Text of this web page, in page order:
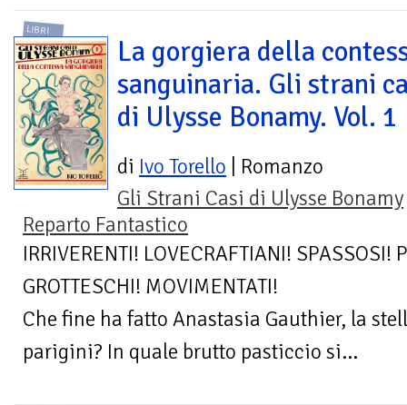
LIBRI
La gorgiera della
sanguinaria. Gli strani
di Ulysse Bonamy. Vol. 1
di Ivo Torello | Romanzo
Gli Strani Casi di Ulysse Bonamy
Reparto Fantastico
IRRIVERENTI! LOVECRAFTIANI! SPASSOSI!
GROTTESCHI! MOVIMENTATI!
Che fine ha fatto Anastasia Gauthier, la
parigini? In quale brutto pasticcio si...